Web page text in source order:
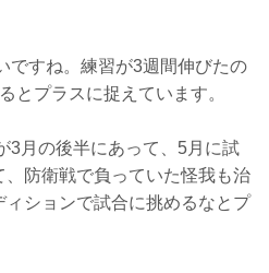
ですね。練習が3週間伸びたの
とプラスに捉えています。
3月の後半にあって、5月に試
防衛戦で負っていた怪我も治
ションで試合に挑めるなとプ